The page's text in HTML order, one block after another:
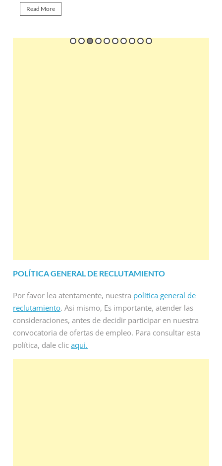
Read More
POLÍTICA GENERAL DE RECLUTAMIENTO
Por favor lea atentamente, nuestra política general de
reclutamiento. Asi mismo, Es importante, atender las
consideraciones, antes de decidir participar en nuestra
convocatoria de ofertas de empleo. Para consultar esta
política, dale clicaqui.